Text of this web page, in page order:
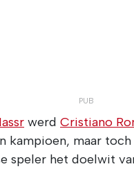
werd Cristiano
kampioen, maar toch
speler het doelwit